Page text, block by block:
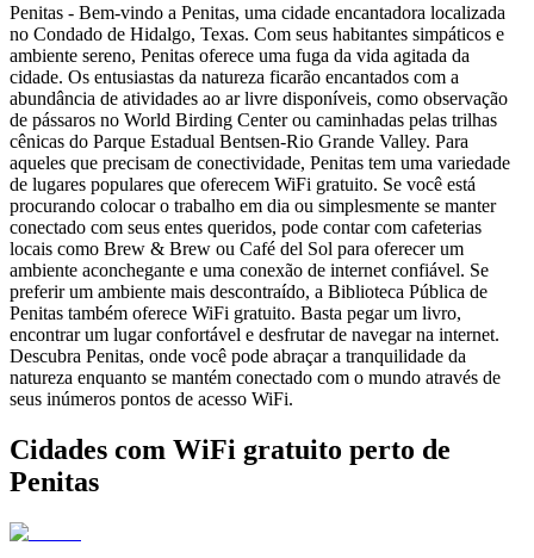
Penitas - Bem-vindo a Penitas, uma cidade encantadora localizada
no Condado de Hidalgo, Texas. Com seus habitantes simpáticos e
ambiente sereno, Penitas oferece uma fuga da vida agitada da
cidade. Os entusiastas da natureza ficarão encantados com a
abundância de atividades ao ar livre disponíveis, como observação
de pássaros no World Birding Center ou caminhadas pelas trilhas
cênicas do Parque Estadual Bentsen-Rio Grande Valley. Para
aqueles que precisam de conectividade, Penitas tem uma variedade
de lugares populares que oferecem WiFi gratuito. Se você está
procurando colocar o trabalho em dia ou simplesmente se manter
conectado com seus entes queridos, pode contar com cafeterias
locais como Brew & Brew ou Café del Sol para oferecer um
ambiente aconchegante e uma conexão de internet confiável. Se
preferir um ambiente mais descontraído, a Biblioteca Pública de
Penitas também oferece WiFi gratuito. Basta pegar um livro,
encontrar um lugar confortável e desfrutar de navegar na internet.
Descubra Penitas, onde você pode abraçar a tranquilidade da
natureza enquanto se mantém conectado com o mundo através de
seus inúmeros pontos de acesso WiFi.
Cidades com WiFi gratuito perto de
Penitas